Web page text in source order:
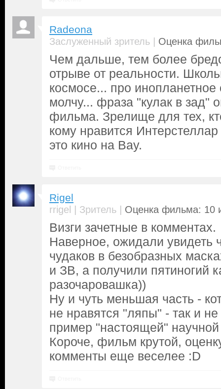
Radeona
Заслуженный зритель | Оценка
Чем дальше, тем более
отрыве от реальности.
космосе... про
молчу... фраза "кулак в зад"
фильма. Зрелище для тех,
кому нравится
это кино на Вау.
Rigel
rrigel | Зритель | Оценка фильма: 10
Визги зачетные в комментах.
Наверное, ожидали увидеть
чудаков в безобразных
и ЗВ, а получили пятиногий
разочаровашка))
Ну и чуть меньшая часть -
не нравятся "ляпы" - так и не
пример "настоящей"
Короче, фильм крутой,
комменты еще веселее :D